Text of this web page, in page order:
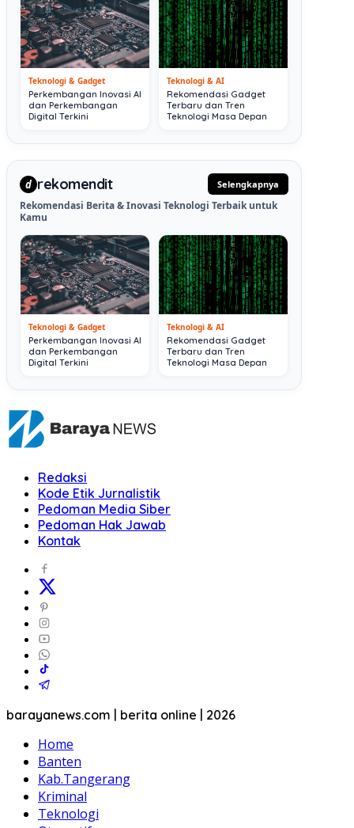
Teknologi & Gadget
Perkembangan Inovasi AI
dan Perkembangan
Digital Terkini
Teknologi & AI
Rekomendasi Gadget
Terbaru dan Tren
Teknologi Masa Depan
d rekomendit Selengkapnya
Rekomendasi Berita & Inovasi Teknologi Terbaik untuk
Kamu
Teknologi & Gadget
Perkembangan Inovasi AI
dan Perkembangan
Digital Terkini
Teknologi & AI
Rekomendasi Gadget
Terbaru dan Tren
Teknologi Masa Depan
Redaksi
Kode Etik Jurnalistik
Pedoman Media Siber
Pedoman Hak Jawab
Kontak
barayanews.com | berita online | 2026
Home
Banten
Kab.Tangerang
Kriminal
Teknologi